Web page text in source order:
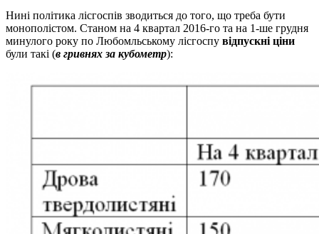
Нині політика лісгоспів зводиться до того, що треба бути
монополістом. Станом на 4 квартал 2016-го та на 1-ше грудня
минулого року по Любомльському лісгоспу відпускні ціни
були такі (в гривнях за кубометр):